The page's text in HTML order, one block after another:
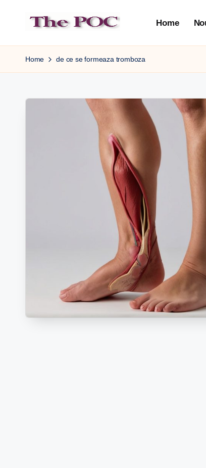
to
content
Home
Home de ce se formeaza tromboza